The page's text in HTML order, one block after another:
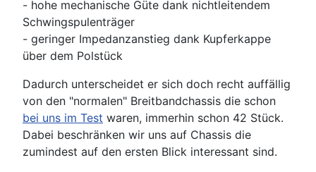
- hohe mechanische Güte dank nichtleitendem
Schwingspulenträger
- geringer Impedanzanstieg dank Kupferkappe
über dem Polstück
Dadurch unterscheidet er sich doch recht auffällig
von den "normalen" Breitbandchassis die schon
bei uns im Test waren, immerhin schon 42 Stück.
Dabei beschränken wir uns auf Chassis die
zumindest auf den ersten Blick interessant sind.